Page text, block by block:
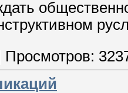
Просмотров: